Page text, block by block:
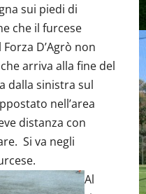
sui piedi di
che il furcese
D’Agrò non
arriva alla fine del
dalla sinistra sul
nell’area
distanza con
Si va negli
Al